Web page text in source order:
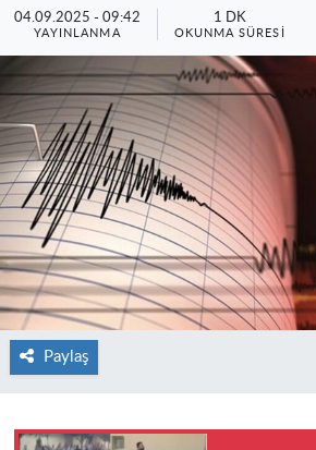
04.09.2025 - 09:42
YAYINLANMA
1 DK
OKUNMA SÜRESI
Paylaş
Resmi İlanlar
Haber Arşivi